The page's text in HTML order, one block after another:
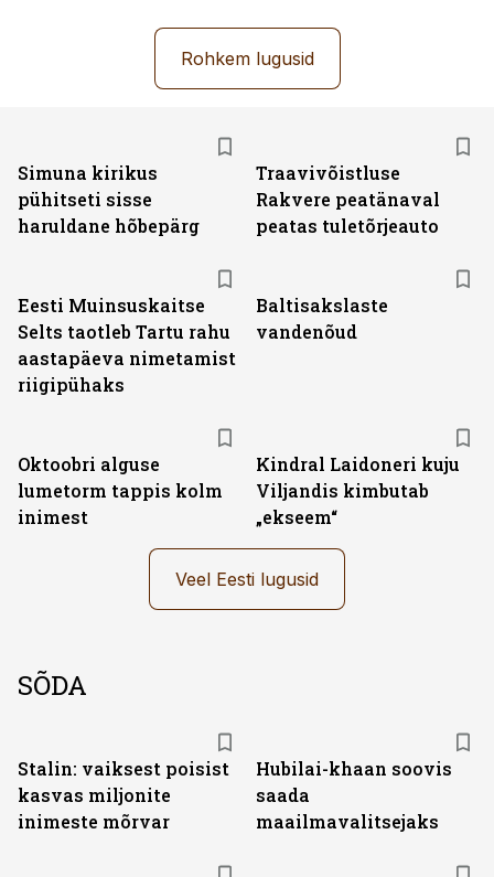
Rohkem lugusid
Simuna kirikus
pühitseti sisse
haruldane hõbepärg
Traavivõistluse
Rakvere peatänaval
peatas tuletõrjeauto
Eesti Muinsuskaitse
Selts taotleb Tartu rahu
aastapäeva nimetamist
riigipühaks
Baltisakslaste
vandenõud
Oktoobri alguse
lumetorm tappis kolm
inimest
Kindral Laidoneri kuju
Viljandis kimbutab
„ekseem“
Veel Eesti lugusid
SÕDA
Stalin: vaiksest poisist
kasvas miljonite
inimeste mõrvar
Hubilai-khaan soovis
saada
maailmavalitsejaks